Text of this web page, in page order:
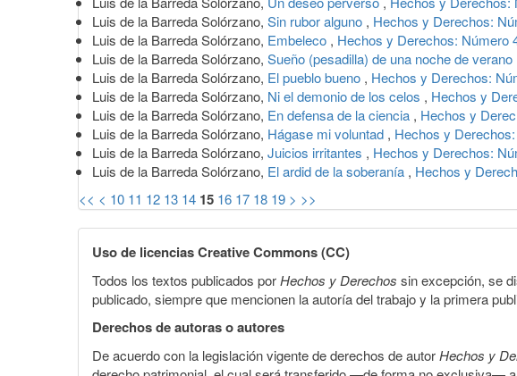
artículo
Luis de la Barreda Solórzano, Sin rubor alguno , Hechos y Derechos:
Luis de la Barreda Solórzano, Embeleco , Hechos y Derechos: Número
Luis de la Barreda Solórzano, Sueño (pesadilla) de una noche de verano
Luis de la Barreda Solórzano, El pueblo bueno , Hechos y Derechos:
Luis de la Barreda Solórzano, Ni el demonio de los celos , Hechos y
Luis de la Barreda Solórzano, En defensa de la ciencia , Hechos y
Luis de la Barreda Solórzano, Hágase mi voluntad , Hechos y
Luis de la Barreda Solórzano, Juicios irritantes , Hechos y Derechos:
Luis de la Barreda Solórzano, El ardid de la soberanía , Hechos y
<< < 10 11 12 13 14 15 16 17 18 19 > >>
Uso de licencias Creative Commons (CC)
Todos los textos publicados porHechos y Derechos sin excepción, se
publicado, siempre que mencionen la autoría del trabajo y la primera
Derechos de autoras o autores
De acuerdo con la legislación vigente de derechos de autorHechos y